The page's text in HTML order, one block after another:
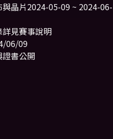
晶片2024-05-09 ~ 2024-06-
詳見賽事說明
06/09
書公開